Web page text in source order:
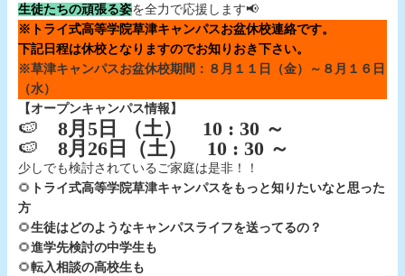
生徒たちの頑張る姿を全力で応援します📢
※トライ式高等学院草津キャンパスお盆休校連絡です。
下記日程は休校となりますのでお知りおき下さい。
※草津キャンパスお盆休校期間：８月１１日（金）～８月１６日
（水）
【オープンキャンパス情報】
🍉 8月5日 （土） 10 : 30 ～
🍉 8月26日（土） 10 : 30 ～
少しでも検討されているご家庭は是非！！
🌻 トライ式高等学院草津キャンパスをもっと知りたいなと思った
方
🌻生徒はどのようなキャンパスライフを送ってるの？
🌻進学先検討の中学生も
🌻転入相談の高校生も